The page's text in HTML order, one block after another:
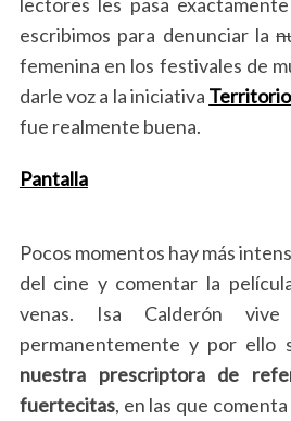
escribimos para denunciar la
femenina en los festivales de
darle voz a la iniciativa
fue realmente buena.
Pantalla
Pocos momentos hay más
del cine y comentar la
venas. Isa Calderón
permanentemente y por ello
nuestra prescriptora de
fuertecitas, en las que